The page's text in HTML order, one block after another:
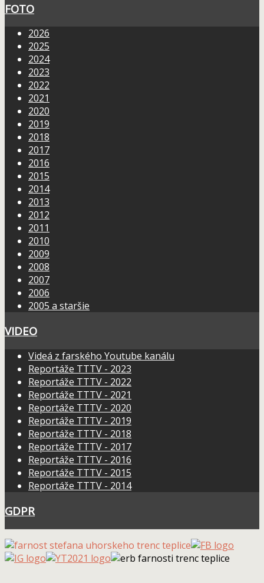
FOTO
2026
2025
2024
2023
2022
2021
2020
2019
2018
2017
2016
2015
2014
2013
2012
2011
2010
2009
2008
2007
2006
2005 a staršie
VIDEO
Videá z farského Youtube kanálu
Reportáže TTTV - 2023
Reportáže TTTV - 2022
Reportáže TTTV - 2021
Reportáže TTTV - 2020
Reportáže TTTV - 2019
Reportáže TTTV - 2018
Reportáže TTTV - 2017
Reportáže TTTV - 2016
Reportáže TTTV - 2015
Reportáže TTTV - 2014
GDPR